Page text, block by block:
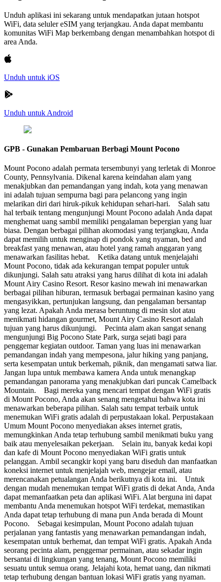
Unduh aplikasi ini sekarang untuk mendapatkan jutaan hotspot
WiFi, data seluler eSIM yang terjangkau. Anda dapat membantu
komunitas WiFi Map berkembang dengan menambahkan hotspot di
area Anda.
Unduh untuk iOS
Unduh untuk Android
GPB - Gunakan Pembaruan Berbagi Mount Pocono
Mount Pocono adalah permata tersembunyi yang terletak di Monroe
County, Pennsylvania. Dikenal karena keindahan alam yang
menakjubkan dan pemandangan yang indah, kota yang menawan
ini adalah tujuan sempurna bagi para pelancong yang ingin
melarikan diri dari hiruk-pikuk kehidupan sehari-hari. Salah satu
hal terbaik tentang mengunjungi Mount Pocono adalah Anda dapat
menghemat uang sambil memiliki pengalaman bepergian yang luar
biasa. Dengan berbagai pilihan akomodasi yang terjangkau, Anda
dapat memilih untuk menginap di pondok yang nyaman, bed and
breakfast yang menawan, atau hotel yang ramah anggaran yang
menawarkan fasilitas hebat. Ketika datang untuk menjelajahi
Mount Pocono, tidak ada kekurangan tempat populer untuk
dikunjungi. Salah satu atraksi yang harus dilihat di kota ini adalah
Mount Airy Casino Resort. Resor kasino mewah ini menawarkan
berbagai pilihan hiburan, termasuk berbagai permainan kasino yang
mengasyikkan, pertunjukan langsung, dan pengalaman bersantap
yang lezat. Apakah Anda merasa beruntung di mesin slot atau
menikmati hidangan gourmet, Mount Airy Casino Resort adalah
tujuan yang harus dikunjungi. Pecinta alam akan sangat senang
mengunjungi Big Pocono State Park, surga sejati bagi para
penggemar kegiatan outdoor. Taman yang luas ini menawarkan
pemandangan indah yang mempesona, jalur hiking yang panjang,
serta kesempatan untuk berkemah, piknik, dan mengamati satwa liar.
Jangan lupa untuk membawa kamera Anda untuk menangkap
pemandangan panorama yang menakjubkan dari puncak Camelback
Mountain. Bagi mereka yang mencari tempat dengan WiFi gratis
di Mount Pocono, Anda akan senang mengetahui bahwa kota ini
menawarkan beberapa pilihan. Salah satu tempat terbaik untuk
menemukan WiFi gratis adalah di perpustakaan lokal. Perpustakaan
Umum Mount Pocono menyediakan akses internet gratis,
memungkinkan Anda tetap terhubung sambil menikmati buku yang
baik atau menyelesaikan pekerjaan. Selain itu, banyak kedai kopi
dan kafe di Mount Pocono menyediakan WiFi gratis untuk
pelanggan. Ambil secangkir kopi yang baru diseduh dan manfaatkan
koneksi internet untuk menjelajah web, mengejar email, atau
merencanakan petualangan Anda berikutnya di kota ini. Untuk
dengan mudah menemukan tempat WiFi gratis di dekat Anda, Anda
dapat memanfaatkan peta dan aplikasi WiFi. Alat berguna ini dapat
membantu Anda menemukan hotspot WiFi terdekat, memastikan
Anda dapat tetap terhubung di mana pun Anda berada di Mount
Pocono. Sebagai kesimpulan, Mount Pocono adalah tujuan
perjalanan yang fantastis yang menawarkan pemandangan indah,
kesempatan untuk berhemat, dan tempat WiFi gratis. Apakah Anda
seorang pecinta alam, penggemar permainan, atau sekadar ingin
bersantai di lingkungan yang tenang, Mount Pocono memiliki
sesuatu untuk semua orang. Jelajahi kota, hemat uang, dan nikmati
tetap terhubung dengan bantuan lokasi WiFi gratis yang nyaman.